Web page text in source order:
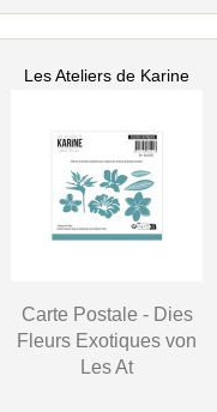
Les Ateliers de Karine
Carte Postale - Dies
Fleurs Exotiques von
Les At